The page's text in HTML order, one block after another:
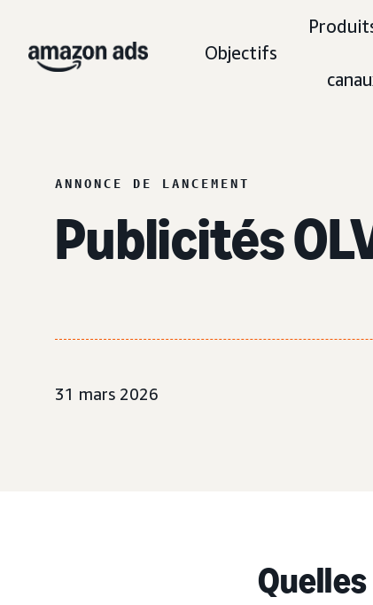
Objectifs
ANNONCE DE LANCEMENT
Publicités
31 mars 2026